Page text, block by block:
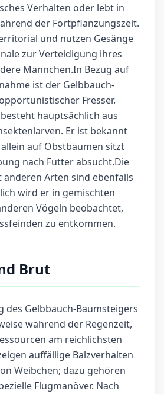
Verhalten oder lebt in
der Fortpflanzungszeit.
und nutzen Gesänge
zur Verteidigung ihres
Männchen.In Bezug auf
ist der Gelbbauch-
Fresser.
hauptsächlich aus
Er ist bekannt
auf Obstbäumen sitzt
nach Futter absucht.Die
Arten sind ebenfalls
wird er in gemischten
Vögeln beobachtet,
zu entkommen.
Brut
des Gelbbauch-Baumsteigers
während der Regenzeit,
am reichlichsten
auffällige Balzverhalten
Weibchen; dazu gehören
Flugmanöver. Nach